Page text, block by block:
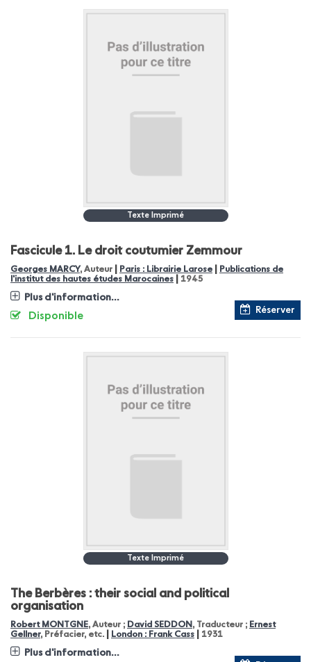
Texte Imprimé
Fascicule 1. Le droit coutumier Zemmour
Georges MARCY, Auteur Paris : Librairie Larose
Publications de
l'institut des hautes études Marocaines
1945
Plus d'information...
Réserver
Disponible
Texte Imprimé
The Berbères : their social and political
organisation
Robert MONTGNE, Auteur ; David SEDDON , Traducteur ; Ernest
Gellner, Préfacier, etc. London : Frank Cass 1931
Plus d'information...